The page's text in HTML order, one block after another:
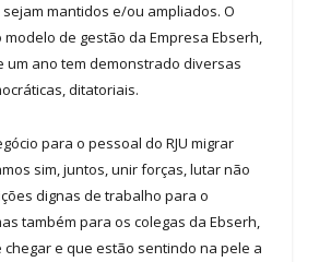
mantidos e/ou ampliados. O
de gestão da Empresa Ebserh,
um ano tem demonstrado diversas
ditatoriais.
para o pessoal do RJU migrar
sim, juntos, unir forças, lutar não
dignas de trabalho para o
também para os colegas da Ebserh,
e que estão sentindo na pele a